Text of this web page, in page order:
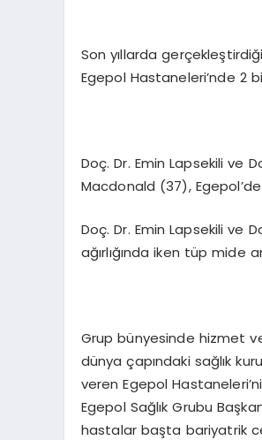
Son yıllarda
Egepol Hastaneleri’nde 2
Doç. Dr. Emin Lapsekili ve
Macdonald (37),
Doç. Dr. Emin Lapsekili ve
ağırlığında iken tüp mide
Grup bünyesinde hizmet
dünya çapındaki sağlık
veren Egepol
Egepol Sağlık Grubu
hastalar başta bariyatrik